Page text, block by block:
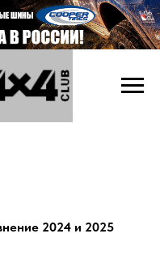
2024 и 2025